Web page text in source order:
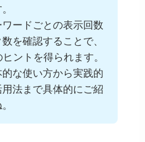
ードごとの表示回数
を確認することで、
ントを得られます。
な使い方から実践的
法まで具体的にご紹